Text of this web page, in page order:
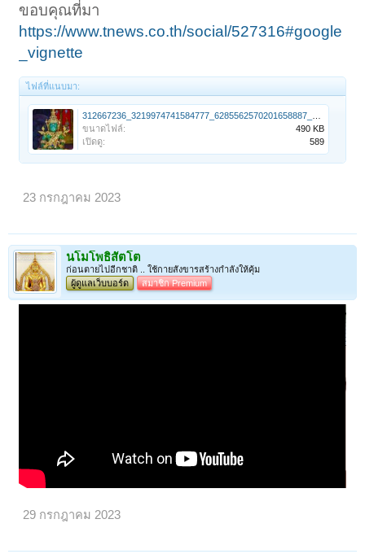
ขอบคุณที่มา
https://www.tnews.co.th/social/527316#google
_vignette
ไฟล์ที่แนบมา:
ขนาดไฟล์:
490 KB
เปิดดู:
589
23 กรกฎาคม 2023
นโมโพธิสัตโต
ก่อนตายไปอีกชาติ .. ใช้กายสังขารสร้างกำลังให้คุ้ม
ผู้ดูแลเว็บบอร์ด
สมาชิก Premium
29 กรกฎาคม 2023